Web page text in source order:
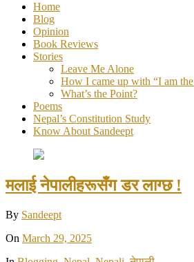
Home
Blog
Opinion
Book Reviews
Stories
Leave Me Alone
How I came up with “I am
What’s the Point?
Poems
Nepal’s Constitution Study
Know About Sandeept
मलाई नेपालीहरूसँग डर लाग्छ !
By Sandeept
On March 29, 2025